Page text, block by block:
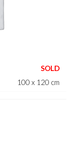
100 x 120 cm